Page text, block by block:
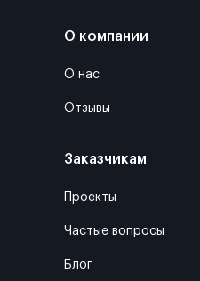
О компании
О нас
Отзывы
Заказчикам
Проекты
Частые вопросы
Блог